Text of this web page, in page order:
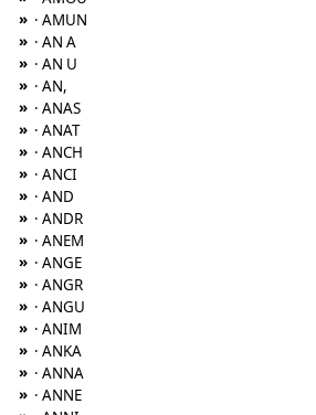
» · AMUN
» · AN A
» · AN U
» · AN,
» · ANAS
» · ANAT
» · ANCH
» · ANCI
» · AND
» · ANDR
» · ANEM
» · ANGE
» · ANGR
» · ANGU
» · ANIM
» · ANKA
» · ANNA
» · ANNE